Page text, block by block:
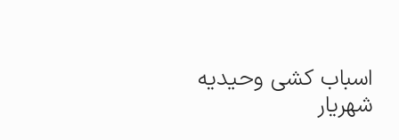
اسباب کشی وحیدیه
شهریار